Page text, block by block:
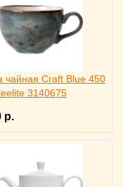
чайная Craft Blue 450
3140675
р.